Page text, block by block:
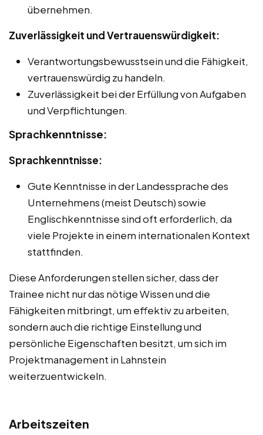
übernehmen.
Zuverlässigkeit und Vertrauenswürdigkeit:
Verantwortungsbewusstsein und die Fähigkeit,
vertrauenswürdig zu handeln.
Zuverlässigkeit bei der Erfüllung von Aufgaben
und Verpflichtungen.
Sprachkenntnisse:
Sprachkenntnisse:
Gute Kenntnisse in der Landessprache des
Unternehmens (meist Deutsch) sowie
Englischkenntnisse sind oft erforderlich, da
viele Projekte in einem internationalen Kontext
stattfinden.
Diese Anforderungen stellen sicher, dass der
Trainee nicht nur das nötige Wissen und die
Fähigkeiten mitbringt, um effektiv zu arbeiten,
sondern auch die richtige Einstellung und
persönliche Eigenschaften besitzt, um sich im
Projektmanagement in Lahnstein
weiterzuentwickeln.
Arbeitszeiten